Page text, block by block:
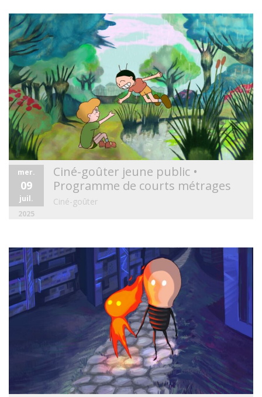
mer.
09
juil.
2025
Ciné-goûter jeune public •
Programme de courts métrages
Ciné-goûter